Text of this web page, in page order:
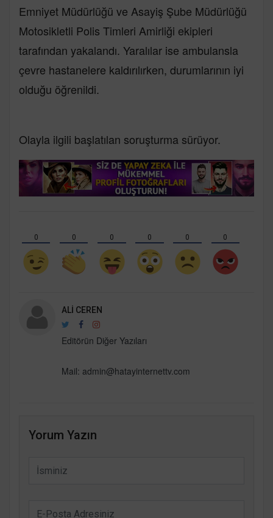
Emniyet Müdürlüğü ve Asayiş Şube Müdürlüğü
Motosikletli Polis Timleri Amirliği ekipleri
tarafından yakalandı. Yaralılar ise ambulansla
çevre hastanelere kaldırılırken, durumlarının iyi
olduğu öğrenildi.
Olayla ilgili başlatılan soruşturma sürüyor.
0 0 0 0 0 0
ALI CEREN
Editörün Diğer Yazıları
Mail: admin@hatayinternettv.com
Yorum Yazın